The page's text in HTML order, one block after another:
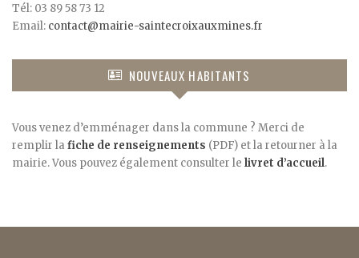
Tél: 03 89 58 73 12
Email: contact@mairie-saintecroixauxmines.fr
NOUVEAUX HABITANTS
Vous venez d’emménager dans la commune ? Merci de
remplir la fiche de renseignements (PDF) et la retourner à la
mairie. Vous pouvez également consulter le livret d’accueil.